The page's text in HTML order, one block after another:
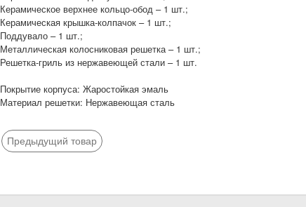
Керамическое верхнее кольцо-обод – 1 шт.;
Керамическая крышка-колпачок – 1 шт.;
Поддувало – 1 шт.;
Металлическая колосниковая решетка – 1 шт.;
Решетка-гриль из нержавеющей стали – 1 шт.
Покрытие корпуса: Жаростойкая эмаль
Материал решетки: Нержавеющая сталь
Предыдущий товар